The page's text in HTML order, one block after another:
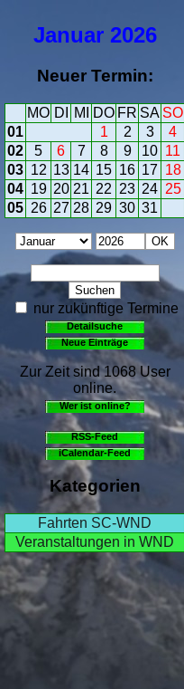
Januar 2026
Neuer Termin:
MO DI MI DO FR SA SO
01
1 2 3
4
02
5 6 7 8 9 10 11
03 12 13 14 15 16 17 18
04 19 20 21 22 23 24 25
05 26 27 28 29 30 31
nur zukünftige Termine
Detailsuche
Neue Einträge
Zur Zeit sind 1068 User
online.
Wer ist online?
RSS-Feed
iCalendar-Feed
Kategorien
Fahrten SC-WND
Veranstaltungen in WND